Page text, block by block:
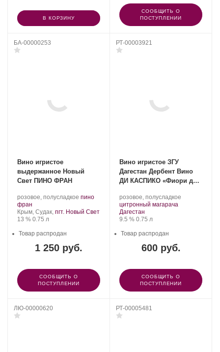
В КОРЗИНУ
СООБЩИТЬ О
ПОСТУПЛЕНИИ
БА-00000253
Вино игристое
выдержанное Новый
Свет ПИНО ФРАН
Производитель:
Новый
Свет.
розовое, полусладкое .
винограда:
пино
фран
Регион:
Крым, Судак, пгт. Новый Свет
Крепость
13 %. Объем
0.75 л
1 250 руб.
Товар распродан
СООБЩИТЬ О
ПОСТУПЛЕНИИ
РТ-00003921
Вино игристое ЗГУ
Дагестан Дербент Вино
ДИ КАСПИКО «Фиори ди
Производитель:
Дербент
Вино.
розовое, полусладкое
цитронный магарача
Регион:
Дагестан
Крепость
9.5 %. Объем
0.75 л
600 руб.
Товар распродан
СООБЩИТЬ О
ПОСТУПЛЕНИИ
ЛЮ-00000620 РТ-00005481